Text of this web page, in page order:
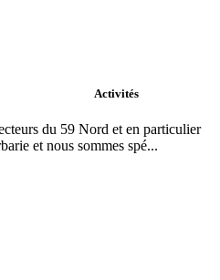
Activités
du 59 Nord et en particulier
et nous sommes spé...